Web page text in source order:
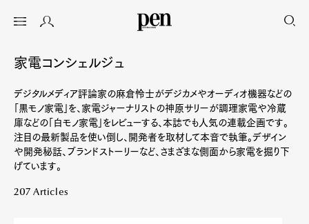
家電コンシェルジュ
デジタルメディア評論家の麻倉怜士がデジカメやオーディオ機器などの
「黒モノ家電」を、家電ジャーナリストの神原サリーが調理家電や冷蔵
庫などの「白モノ家電」をレビューする、本誌でも人気の連載企画です。
注目の最新製品を使い倒し、開発者を取材して本音で執筆。デザイン
や開発秘話、ブランドストーリーなど、さまざまな側面から家電を掘り下
げています。
207 Articles